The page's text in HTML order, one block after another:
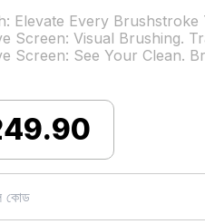
Elevate Every
Screen: Visual Brushing.
Screen: See Your Clean.